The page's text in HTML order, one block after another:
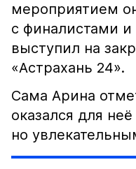
мероприятием
с финалистами и
выступил на
«Астрахань 24».
Сама Арина
оказался для
но